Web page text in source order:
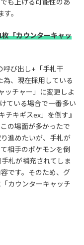
も上げる可能性のあ
。
「カウンターキャッ
呼び出し+「手札干
為、現在採用している
ッチャー」に変更しよ
ている場合で一番多い
チキギスex」を倒す』
の場面が多かったで
進めたいが、手札が
相手のポケモンを倒
札が補充されてしま
です。そのため、グ
カウンターキャッチ